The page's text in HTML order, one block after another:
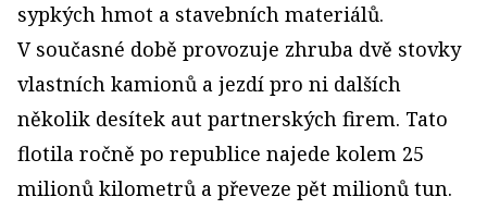
sypkých hmot a stavebních materiálů.
V současné době provozuje zhruba dvě stovky
vlastních kamionů a jezdí pro ni dalších
několik desítek aut partnerských firem. Tato
flotila ročně po republice najede kolem 25
milionů kilometrů a převeze pět milionů tun.